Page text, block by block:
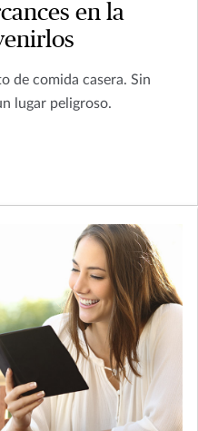
en la
de comida casera. Sin
lugar peligroso.